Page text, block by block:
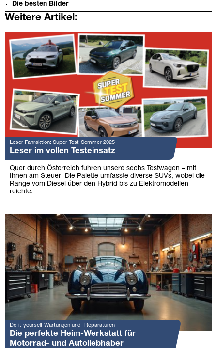
Die besten Bilder
Weitere Artikel:
Leser-Fahraktion: Super-Test-Sommer 2025
Leser im vollen Testeinsatz
Quer durch Österreich fuhren unsere sechs Testwagen – mit
Ihnen am Steuer! Die Palette umfasste diverse SUVs, wobei die
Range vom Diesel über den Hybrid bis zu Elektromodellen
reichte.
Do-it-yourself-Wartungen und -Reparaturen
Die perfekte Heim-Werkstatt für
Motorrad- und Autoliebhaber